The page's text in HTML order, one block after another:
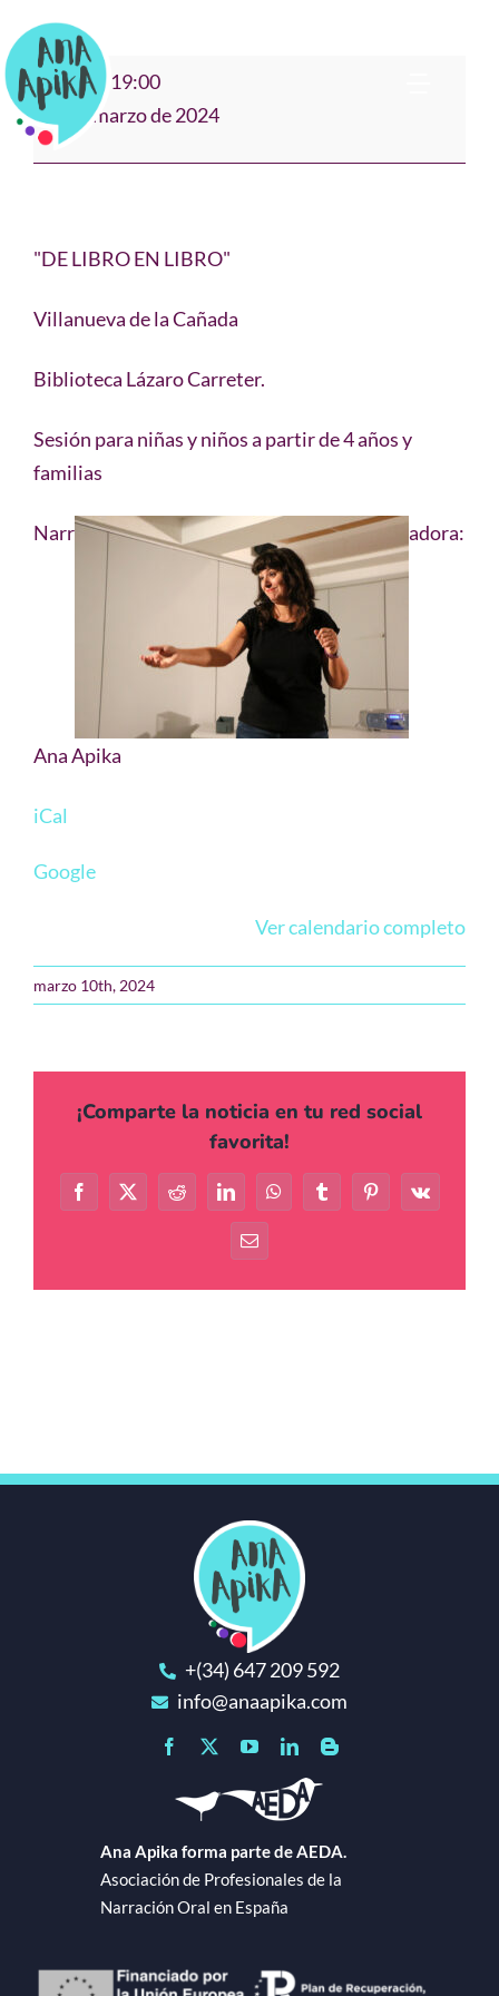
al
contenido
Bio
Cuentos & Música
Teatro Clown
Formación
Agenda
Contacto
"DE
LIBRO
EN
LIBRO"
la
18:00 – 19:00
14 de marzo de 2024
"DE LIBRO EN LIBRO"
Villanueva de la Cañada
Biblioteca Lázaro Carreter.
Sesión para niñas y niños a partir de 4 años y
familias
Narr adora:
Ana Apika
iCal
Google
Ver calendario completo
marzo 10th, 2024
¡Comparte la noticia en tu red social
favorita!
Facebook
X RedditLinkedInWhatsAppTumblrPinterest
Vk
Correo
electrónico
+(34) 647 209 592
info@anaapika.com
Ana Apika forma parte de AEDA.
Asociación de Profesionales de la
Narración Oral en España